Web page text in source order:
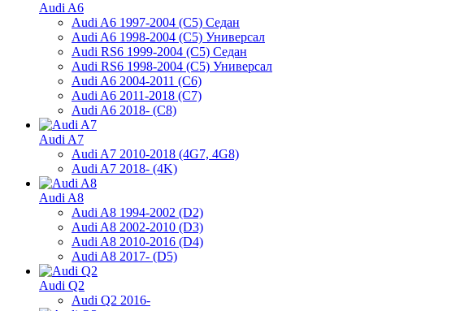
Audi A6
Audi A6 1997-2004 (С5) Седан
Audi A6 1998-2004 (С5) Универсал
Audi RS6 1999-2004 (C5) Седан
Audi RS6 1998-2004 (С5) Универсал
Audi A6 2004-2011 (C6)
Audi A6 2011-2018 (C7)
Audi A6 2018- (C8)
Audi A7
Audi A7 2010-2018 (4G7, 4G8)
Audi A7 2018- (4K)
Audi A8
Audi A8 1994-2002 (D2)
Audi A8 2002-2010 (D3)
Audi A8 2010-2016 (D4)
Audi A8 2017- (D5)
Audi Q2
Audi Q2 2016-